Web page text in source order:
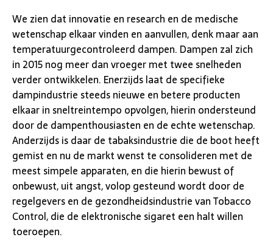
We zien dat innovatie en research en de medische
wetenschap elkaar vinden en aanvullen, denk maar aan
temperatuurgecontroleerd dampen. Dampen zal zich
in 2015 nog meer dan vroeger met twee snelheden
verder ontwikkelen. Enerzijds laat de specifieke
dampindustrie steeds nieuwe en betere producten
elkaar in sneltreintempo opvolgen, hierin ondersteund
door de dampenthousiasten en de echte wetenschap.
Anderzijds is daar de tabaksindustrie die de boot heeft
gemist en nu de markt wenst te consolideren met de
meest simpele apparaten, en die hierin bewust of
onbewust, uit angst, volop gesteund wordt door de
regelgevers en de gezondheidsindustrie van Tobacco
Control, die de elektronische sigaret een halt willen
toeroepen.